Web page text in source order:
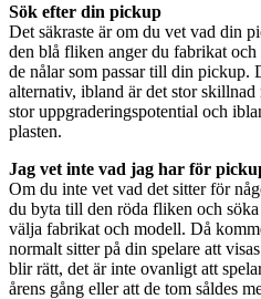
Sök efter din pickup
Det säkraste är om du vet vad din
den blå fliken anger du fabrikat
de nålar som passar till din pickup.
alternativ, ibland är det stor skillnad
stor uppgraderingspotential och
plasten.
Jag vet inte vad jag har för
Om du inte vet vad det sitter för
du byta till den röda fliken och
välja fabrikat och modell. Då
normalt sitter på din spelare att
blir rätt, det är inte ovanligt att
årens gång eller att de tom såldes